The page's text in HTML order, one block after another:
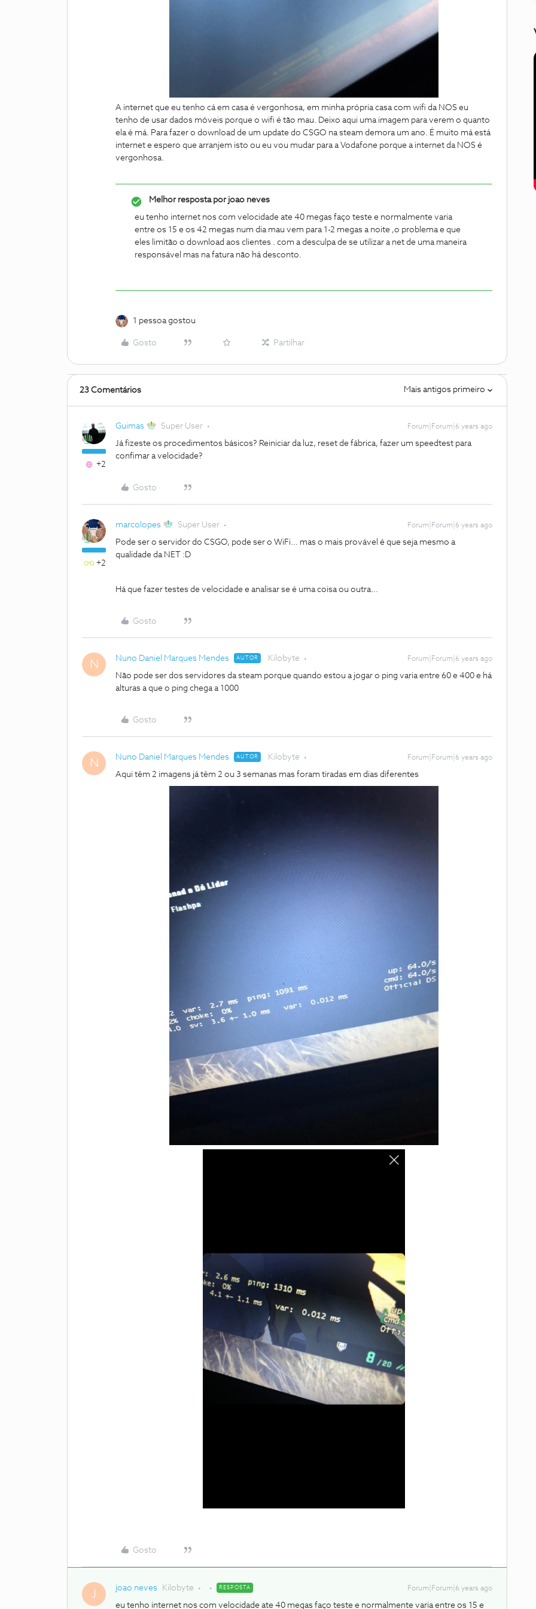
A internet que eu tenho cá em casa é vergonhosa, em minha própria casa com wifi da NOS eu
tenho de usar dados móveis porque o wifi é tão mau. Deixo aqui uma imagem para verem o quanto
ela é má. Para fazer o download de um update do CSGO na steam demora um ano. É muito má está
internet e espero que arranjem isto ou eu vou mudar para a Vodafone porque a internet da NOS é
vergonhosa.
Melhor resposta porjoao neves
eu tenho internet nos com velocidade ate 40 megas faço teste e normalmente varia
entre os 15 e os 42 megas num dia mau vem para 1-2 megas a noite ,o problema e que
eles limitão o download aos clientes . com a desculpa de se utilizar a net de uma maneira
responsável mas na fatura não há desconto.
1 pessoa gostou
Gosto Partilhar
23 Comentários Mais antigos primeiro
+2
Guimas Super User Forum|Forum|6 years ago
Já fizeste os procedimentos básicos? Reiniciar da luz, reset de fábrica, fazer um speedtest para
confimar a velocidade?
Gosto
+2
marcolopes Super User Forum|Forum|6 years ago
Pode ser o servidor do CSGO, pode ser o WiFi… mas o mais provável é que seja mesmo a
qualidade da NET :D
Há que fazer testes de velocidade e analisar se é uma coisa ou outra...
Gosto
N Nuno Daniel Marques Mendes AUTOR Kilobyte Forum|Forum|6 years ago
Não pode ser dos servidores da steam porque quando estou a jogar o ping varia entre 60 e 400 e há
alturas a que o ping chega a 1000
Gosto
N Nuno Daniel Marques Mendes AUTOR Kilobyte Forum|Forum|6 years ago
Aqui têm 2 imagens já têm 2 ou 3 semanas mas foram tiradas em dias diferentes
Gosto
J joao neves Kilobyte RESPOSTA Forum|Forum|6 years ago
eu tenho internet nos com velocidade ate 40 megas faço teste e normalmente varia entre os 15 e